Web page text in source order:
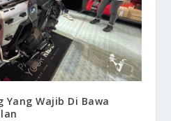
Wajib Di Bawa